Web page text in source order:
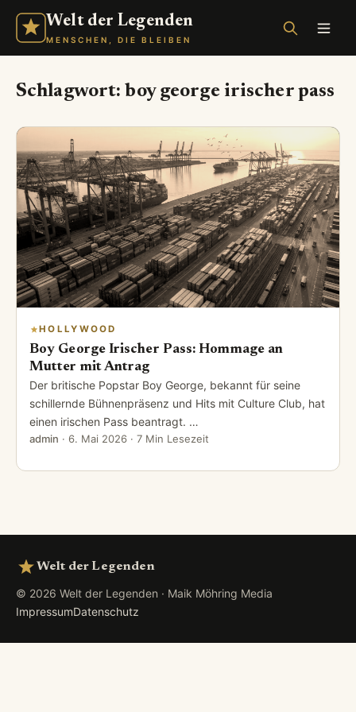
Welt der Legenden
MENSCHEN, DIE BLEIBEN
Schlagwort: boy george irischer pass
HOLLYWOOD
Boy George Irischer Pass: Hommage an
Mutter mit Antrag
Der britische Popstar Boy George, bekannt für seine
schillernde Bühnenpräsenz und Hits mit Culture Club, hat
einen irischen Pass beantragt. …
admin · 6. Mai 2026 · 7 Min Lesezeit
Welt der Legenden
© 2026 Welt der Legenden · Maik Möhring Media
ImpressumDatenschutz